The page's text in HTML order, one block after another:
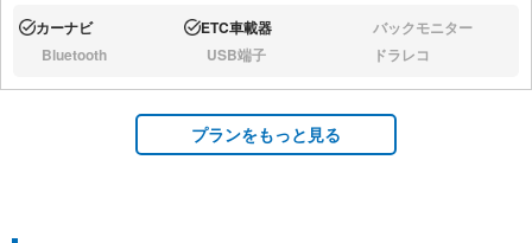
あり:カーナビ あり:ETC車載器 なし:バックモニター
なし:Bluetooth なし:USB端子 なし:ドラレコ
プランをもっと見る